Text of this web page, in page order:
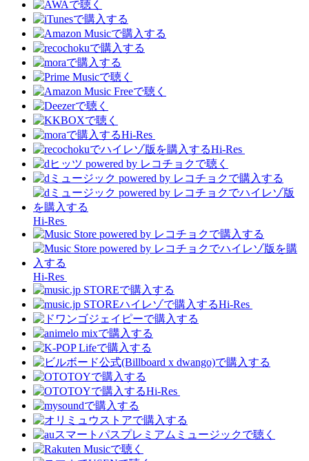
Hi-Res
Hi-Res
Hi-Res
Hi-Res
Hi-Res
Hi-Res